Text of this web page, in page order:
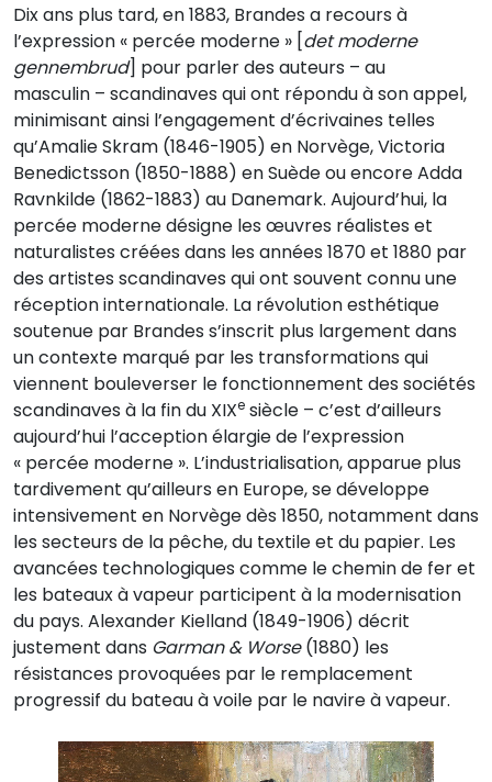
Dix ans plus tard, en 1883, Brandes a recours à
l’expression « percée moderne » [det moderne
gennembrud] pour parler des auteurs – au
masculin – scandinaves qui ont répondu à son appel,
minimisant ainsi l’engagement d’écrivaines telles
qu’Amalie Skram (1846-1905) en Norvège, Victoria
Benedictsson (1850-1888) en Suède ou encore Adda
Ravnkilde (1862-1883) au Danemark. Aujourd’hui, la
percée moderne désigne les œuvres réalistes et
naturalistes créées dans les années 1870 et 1880 par
des artistes scandinaves qui ont souvent connu une
réception internationale. La révolution esthétique
soutenue par Brandes s’inscrit plus largement dans
un contexte marqué par les transformations qui
viennent bouleverser le fonctionnement des sociétés
scandinaves à la fin du XIXe siècle – c’est d’ailleurs
aujourd’hui l’acception élargie de l’expression
« percée moderne ». L’industrialisation, apparue plus
tardivement qu’ailleurs en Europe, se développe
intensivement en Norvège dès 1850, notamment dans
les secteurs de la pêche, du textile et du papier. Les
avancées technologiques comme le chemin de fer et
les bateaux à vapeur participent à la modernisation
du pays. Alexander Kielland (1849-1906) décrit
justement dans Garman & Worse(1880) les
résistances provoquées par le remplacement
progressif du bateau à voile par le navire à vapeur.